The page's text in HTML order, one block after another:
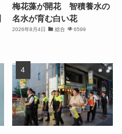
梅花藻が開花 智積養水の
名水が育む白い花
2026年8月4日 総合 6599